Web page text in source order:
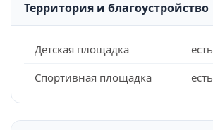
Территория и благоустройство
Детская площадка
есть
Спортивная площадка
есть